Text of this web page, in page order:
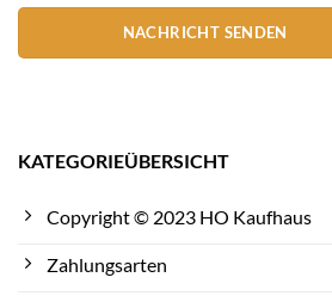
NACHRICHT SENDEN
KATEGORIEÜBERSICHT
Copyright © 2023 HO Kaufhaus
Zahlungsarten